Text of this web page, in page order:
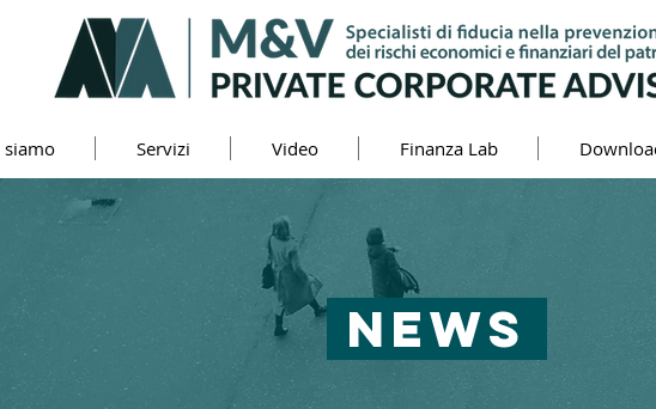
siamo Servizi Video Finanza Lab
NEWS